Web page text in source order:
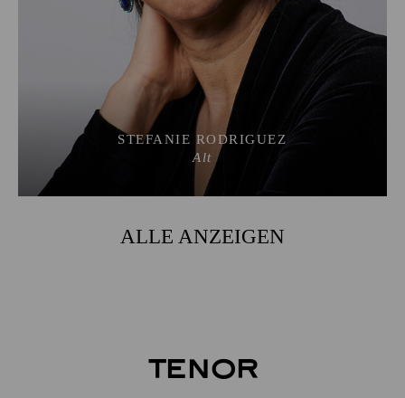
STEFANIE RODRIGUEZ
Alt
ALLE ANZEIGEN
Tenor